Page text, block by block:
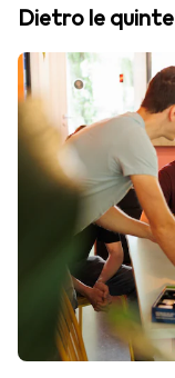
Dietro le quinte